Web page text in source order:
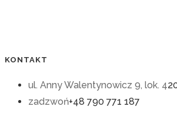
KONTAKT
ul. Anny Walentynowicz 9, lok. 4
zadzwoń+48 790 771 187